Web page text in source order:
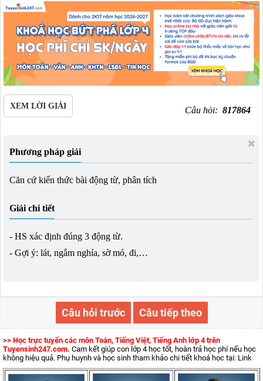
XEM LỜI GIẢI Câu hỏi: 817864
Phương pháp giải
Căn cứ kiến thức bài động từ, phân tích
Giải chi tiết
- HS xác định đúng 3 động từ.
- Gợi ý: lát, ngắm nghía, sờ mó, đi,…
Câu hỏi trước Câu tiếp theo
>> Học trực tuyến các môn Toán, Tiếng Việt, Tiếng Anh lớp 4 trên
Tuyensinh247.com. Cam kết giúp con lớp 4 học tốt, hoàn trả học phí nếu học
không hiệu quả. Phụ huynh và học sinh tham khảo chi tiết khoá học tại: Link